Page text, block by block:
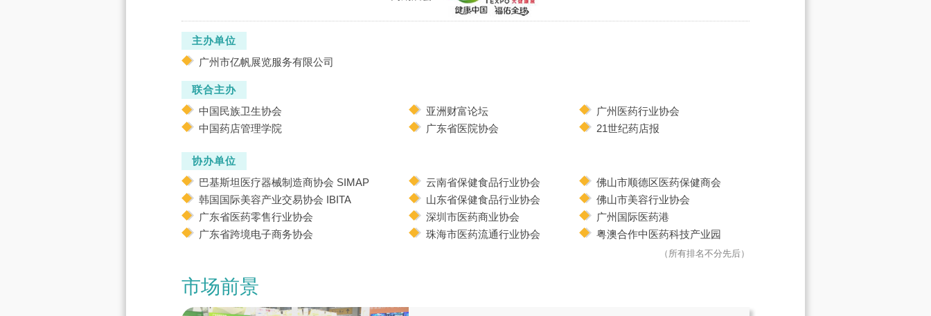
主办单位
广州市亿帆展览服务有限公司
联合主办
中国民族卫生协会
中国药店管理学院
亚洲财富论坛
广东省医院协会
广州医药行业协会
21世纪药店报
协办单位
巴基斯坦医疗器械制造商协会 SIMAP
韩国国际美容产业交易协会 IBITA
广东省医药零售行业协会
广东省跨境电子商务协会
云南省保健食品行业协会
山东省保健食品行业协会
深圳市医药商业协会
珠海市医药流通行业协会
佛山市顺德区医药保健商会
佛山市美容行业协会
广州国际医药港
粤澳合作中医药科技产业园
（所有排名不分先后）
市场前景